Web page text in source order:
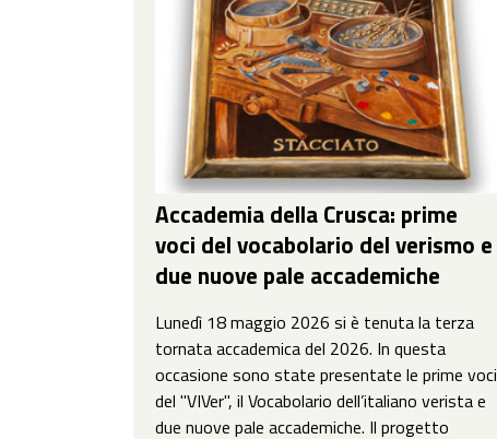
Accademia della Crusca: prime
voci del vocabolario del verismo e
due nuove pale accademiche
Lunedì 18 maggio 2026 si è tenuta la terza
tornata accademica del 2026. In questa
occasione sono state presentate le prime voci
del "VIVer", il Vocabolario dell’italiano verista e
due nuove pale accademiche. Il progetto